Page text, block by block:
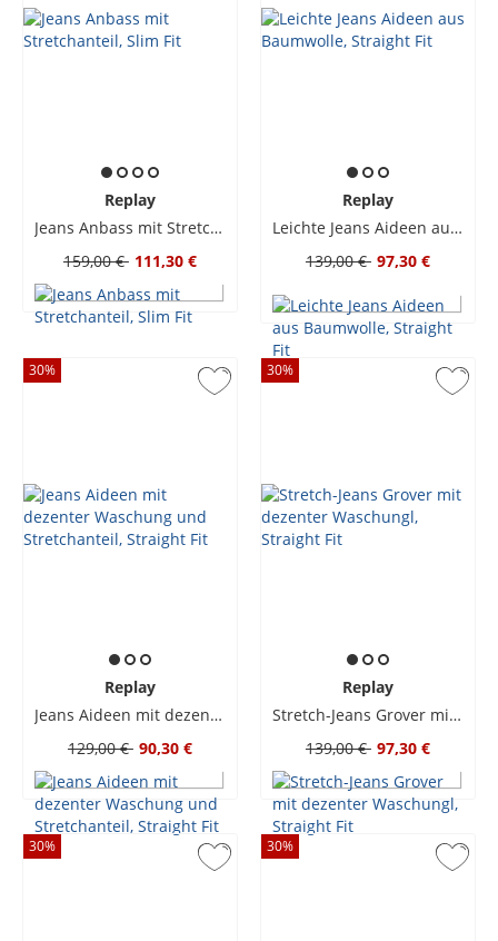
Replay
Jeans Anbass mit Stretchanteil, Slim Fit
159,00 € 111,30 €
Replay
Leichte Jeans Aideen aus Baumwolle, Straight Fit
139,00 € 97,30 €
30%
Replay
Jeans Aideen mit dezenter Waschung und Stretchanteil, Straight Fit
129,00 € 90,30 €
30%
Replay
Stretch-Jeans Grover mit dezenter Waschungl, Straight Fit
139,00 € 97,30 €
30% 30%